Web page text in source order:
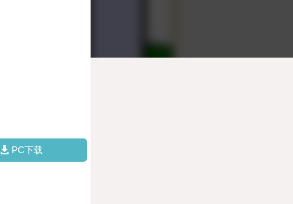
PC下载